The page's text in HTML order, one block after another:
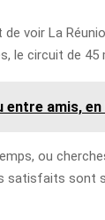
voir La
le circuit de
entre amis,
ou
satisfaits